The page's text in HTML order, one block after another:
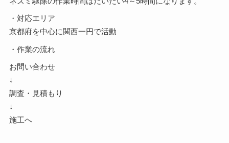
・対応エリア
京都府を中心に関西一円で活動
・作業の流れ
お問い合わせ
↓
調査・見積もり
↓
施工へ